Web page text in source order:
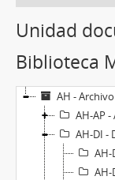
Unidad
Biblioteca
AH -
AH-AP
AH-DI -
AH-
AH-